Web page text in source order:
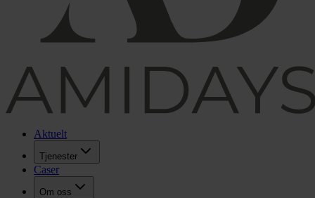
Aktuelt
Tjenester
Caser
Om oss